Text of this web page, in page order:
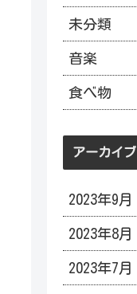
未分類
音楽
食べ物
アーカイブ
2023年9月
2023年8月
2023年7月